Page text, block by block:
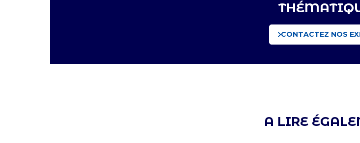
CONTACTEZ NOS
A LIRE